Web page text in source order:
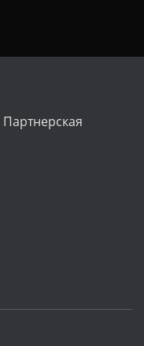
Партнерская